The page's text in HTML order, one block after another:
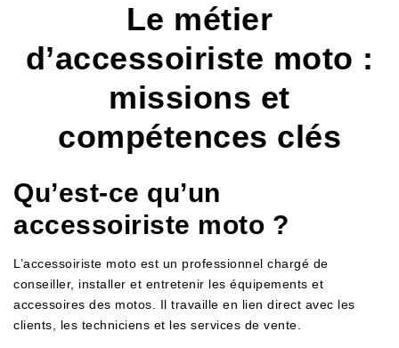
Le métier
d’accessoiriste moto :
missions et
compétences clés
Qu’est-ce qu’un
accessoiriste moto ?
L’accessoiriste moto est un professionnel chargé de
conseiller, installer et entretenir les équipements et
accessoires des motos. Il travaille en lien direct avec les
clients, les techniciens et les services de vente.